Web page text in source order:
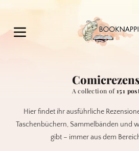
A collection of151
Hier findet ihr ausführliche
Taschenbüchern, Sammelbänden und
gibt – immer aus dem